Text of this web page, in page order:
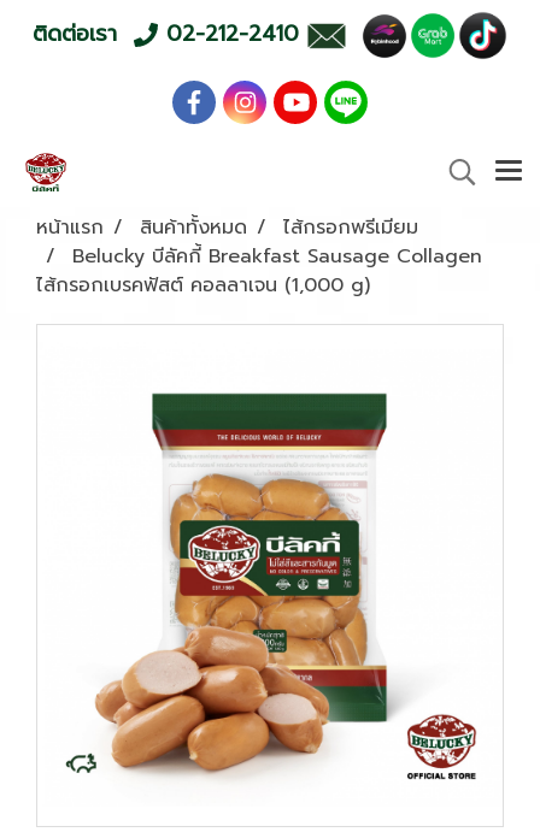
ติดต่อเรา 02-212-2410
หน้าแรก สินค้าทั้งหมด
ไส้กรอกพรีเมียม
Belucky บีลัคกี้ Breakfast Sausage Collagen
ไส้กรอกเบรคฟัสต์ คอลลาเจน (1,000 g)